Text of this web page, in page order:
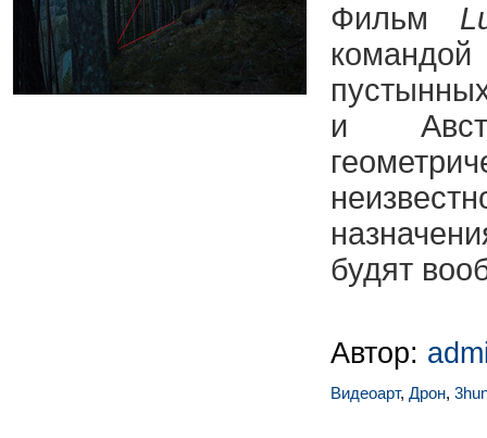
Фильм
и
будят
Автор:
Видеоарт, Дрон,